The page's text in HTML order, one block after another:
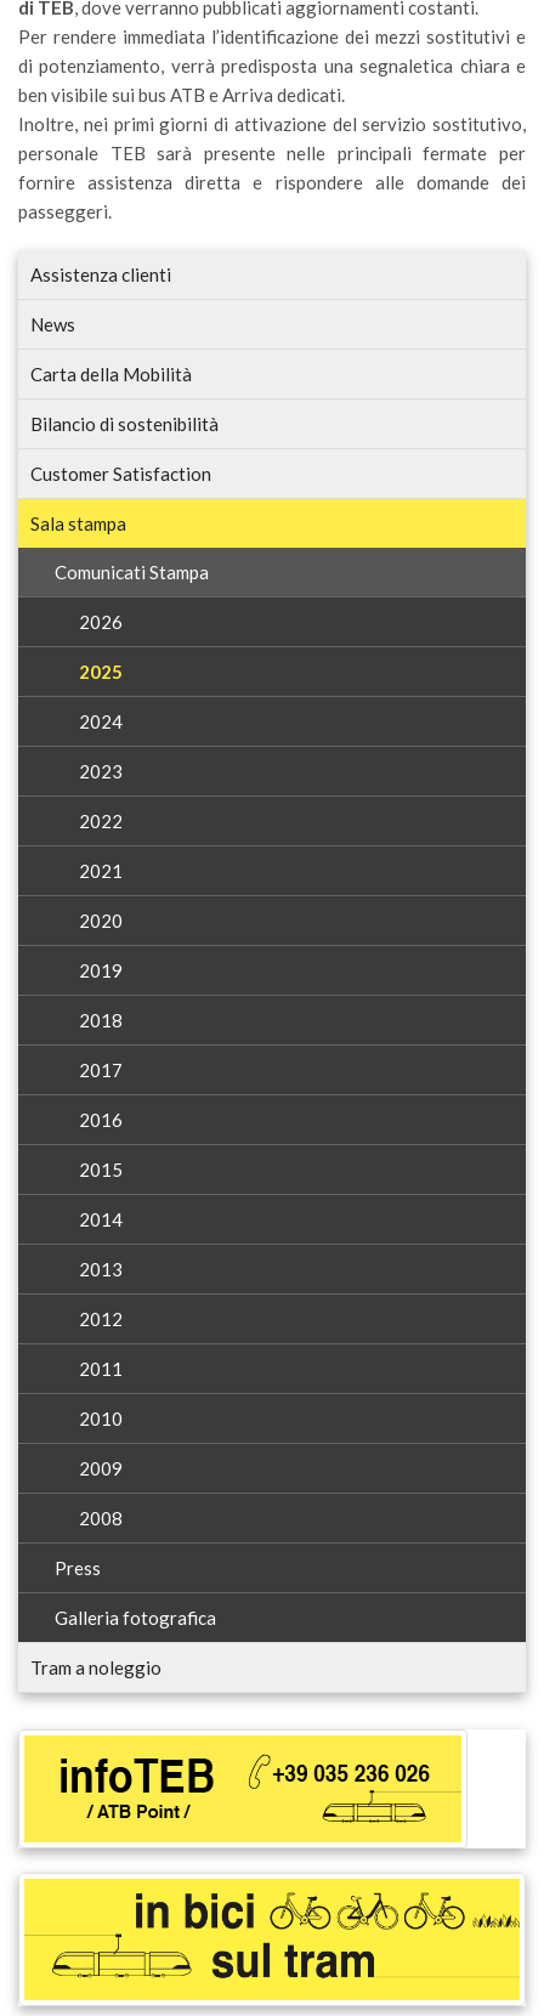
di TEB, dove verranno pubblicati aggiornamenti costanti.
Per rendere immediata l’identificazione dei mezzi sostitutivi e
di potenziamento, verrà predisposta una segnaletica chiara e
ben visibile sui bus ATB e Arriva dedicati.
Inoltre, nei primi giorni di attivazione del servizio sostitutivo,
personale TEB sarà presente nelle principali fermate per
fornire assistenza diretta e rispondere alle domande dei
passeggeri.
Assistenza clienti
News
Carta della Mobilità
Bilancio di sostenibilità
Customer Satisfaction
Sala stampa
Comunicati Stampa
2026
2025
2024
2023
2022
2021
2020
2019
2018
2017
2016
2015
2014
2013
2012
2011
2010
2009
2008
Press
Galleria fotografica
Tram a noleggio